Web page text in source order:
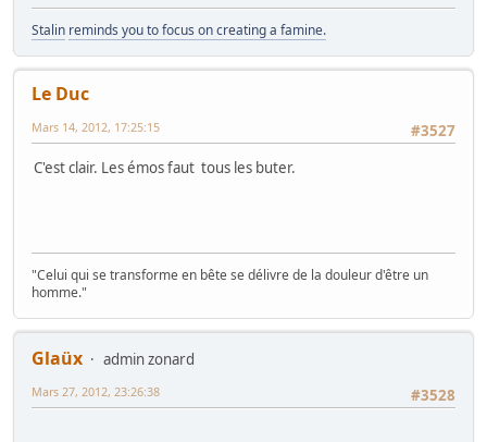
Stalin reminds you to focus on creating a famine.
Le Duc
#3527
Mars 14, 2012, 17:25:15
C'est clair. Les émos faut tous les buter.
"Celui qui se transforme en bête se délivre de la douleur d'être un
homme."
Glaüx
admin zonard
#3528
Mars 27, 2012, 23:26:38